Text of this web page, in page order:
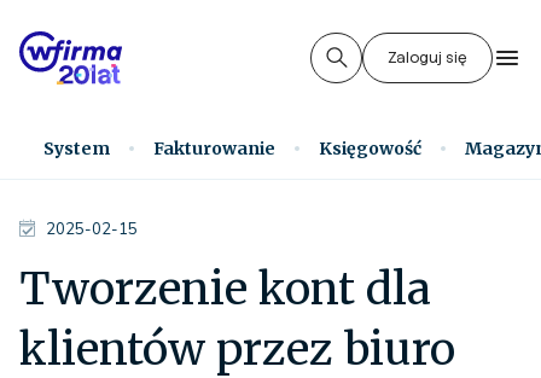
Zaloguj się
System Fakturowanie Księgowość
2025-02-15
Tworzenie kont dla
klientów przez biuro